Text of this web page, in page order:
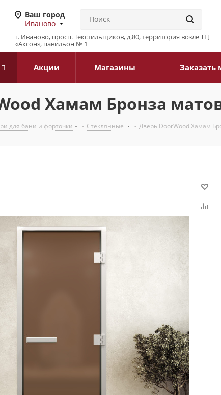
Ваш город
Иваново
г. Иваново, просп. Текстильщиков, д.80, территория возле ТЦ
«Аксон», павильон № 1
Акции Магазины Заказать
Хамам Бронза
для бани и форточки - Стеклянные - Дверь DoorWood Хамам